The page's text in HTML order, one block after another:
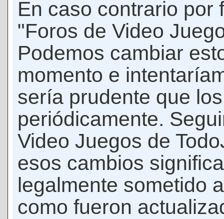
En caso contrario por
"Foros de Video
Podemos cambiar
momento e
sería prudente que
periódicamente.
Video Juegos de
esos cambios
legalmente sometido
como fueron